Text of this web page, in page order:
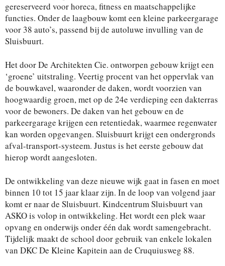
gereserveerd voor horeca, fitness en maatschappelijke
functies. Onder de laagbouw komt een kleine parkeergarage
voor 38 auto’s, passend bij de autoluwe invulling van de
Sluisbuurt.
Het door De Architekten Cie. ontworpen gebouw krijgt een
‘groene’ uitstraling. Veertig procent van het oppervlak van
de bouwkavel, waaronder de daken, wordt voorzien van
hoogwaardig groen, met op de 24e verdieping een dakterras
voor de bewoners. De daken van het gebouw en de
parkeergarage krijgen een retentiedak, waarmee regenwater
kan worden opgevangen. Sluisbuurt krijgt een ondergronds
afval-transport-systeem. Justus is het eerste gebouw dat
hierop wordt aangesloten.
De ontwikkeling van deze nieuwe wijk gaat in fasen en moet
binnen 10 tot 15 jaar klaar zijn. In de loop van volgend jaar
komt er naar de Sluisbuurt. Kindcentrum Sluisbuurt van
ASKO is volop in ontwikkeling. Het wordt een plek waar
opvang en onderwijs onder één dak wordt samengebracht.
Tijdelijk maakt de school door gebruik van enkele lokalen
van DKC De Kleine Kapitein aan de Cruquiusweg 88.